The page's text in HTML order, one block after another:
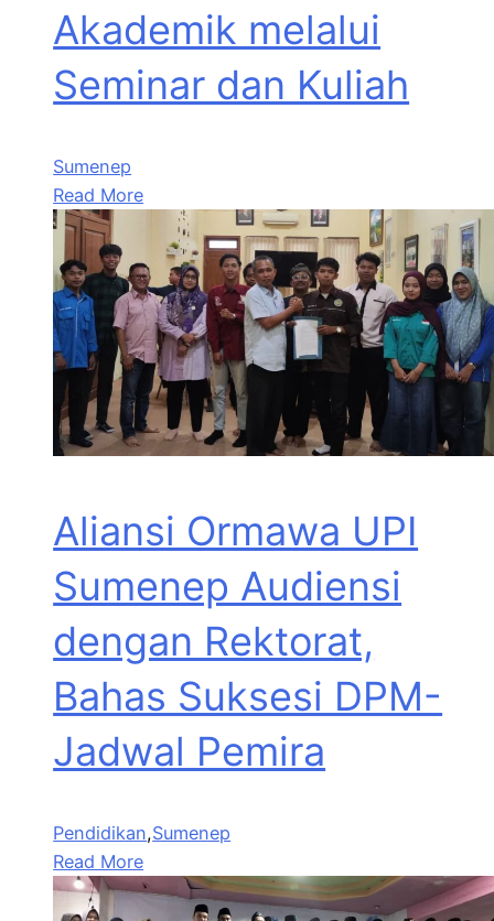
Akademik melalui
Seminar dan Kuliah
Sumenep
Read More
Aliansi Ormawa UPI
Sumenep Audiensi
dengan Rektorat,
Bahas Suksesi DPM-
Jadwal Pemira
Pendidikan,Sumenep
Read More